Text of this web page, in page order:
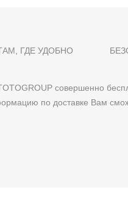
совершенно
по доставке Вам
ГДЕ УДОБНО